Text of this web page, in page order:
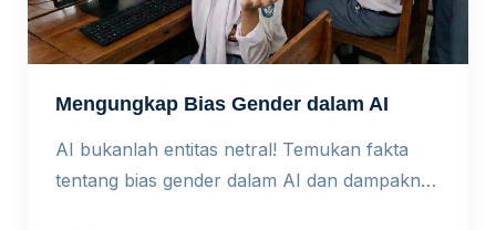
Mengungkap Bias Gender dalam AI
AI bukanlah entitas netral! Temukan fakta
tentang bias gender dalam AI dan dampaknya